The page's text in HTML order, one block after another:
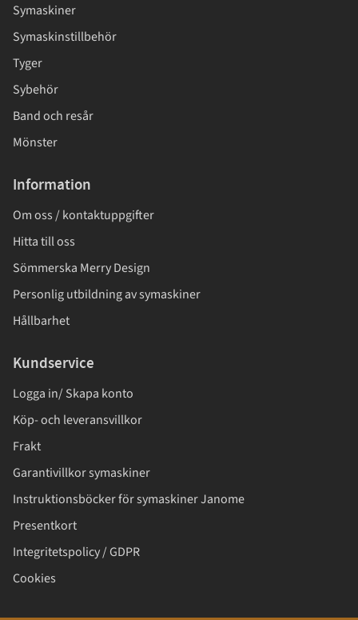
Symaskiner
Symaskinstillbehör
Tyger
Sybehör
Band och resår
Mönster
Information
Om oss / kontaktuppgifter
Hitta till oss
Sömmerska Merry Design
Personlig utbildning av symaskiner
Hållbarhet
Kundservice
Logga in/ Skapa konto
Köp- och leveransvillkor
Frakt
Garantivillkor symaskiner
Instruktionsböcker för symaskiner Janome
Presentkort
Integritetspolicy / GDPR
Cookies